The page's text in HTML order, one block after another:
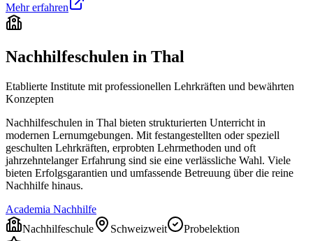
Mehr erfahren
Nachhilfeschulen in Thal
Etablierte Institute mit professionellen Lehrkräften und bewährten
Konzepten
Nachhilfeschulen in Thal bieten strukturierten Unterricht in
modernen Lernumgebungen. Mit festangestellten oder speziell
geschulten Lehrkräften, erprobten Lehrmethoden und oft
jahrzehntelanger Erfahrung sind sie eine verlässliche Wahl. Viele
bieten Erfolgsgarantien und umfassende Betreuung über die reine
Nachhilfe hinaus.
Academia Nachhilfe
Nachhilfeschule
Schweizweit
Probelektion